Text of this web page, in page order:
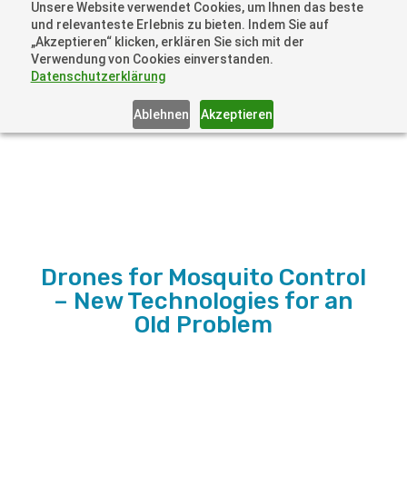
Unsere Website verwendet Cookies, um Ihnen das beste
und relevanteste Erlebnis zu bieten. Indem Sie auf
„Akzeptieren“ klicken, erklären Sie sich mit der
Verwendung von Cookies einverstanden.
Datenschutzerklärung
Ablehnen Akzeptieren
+41 44505 6667 oder +49 157 3598 0006
info@dronelions.academy
Drones for Mosquito Control
– New Technologies for an
Old Problem